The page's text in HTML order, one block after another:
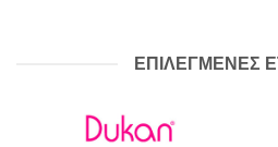
ΕΠΙΛΕΓΜΕΝΕΣ